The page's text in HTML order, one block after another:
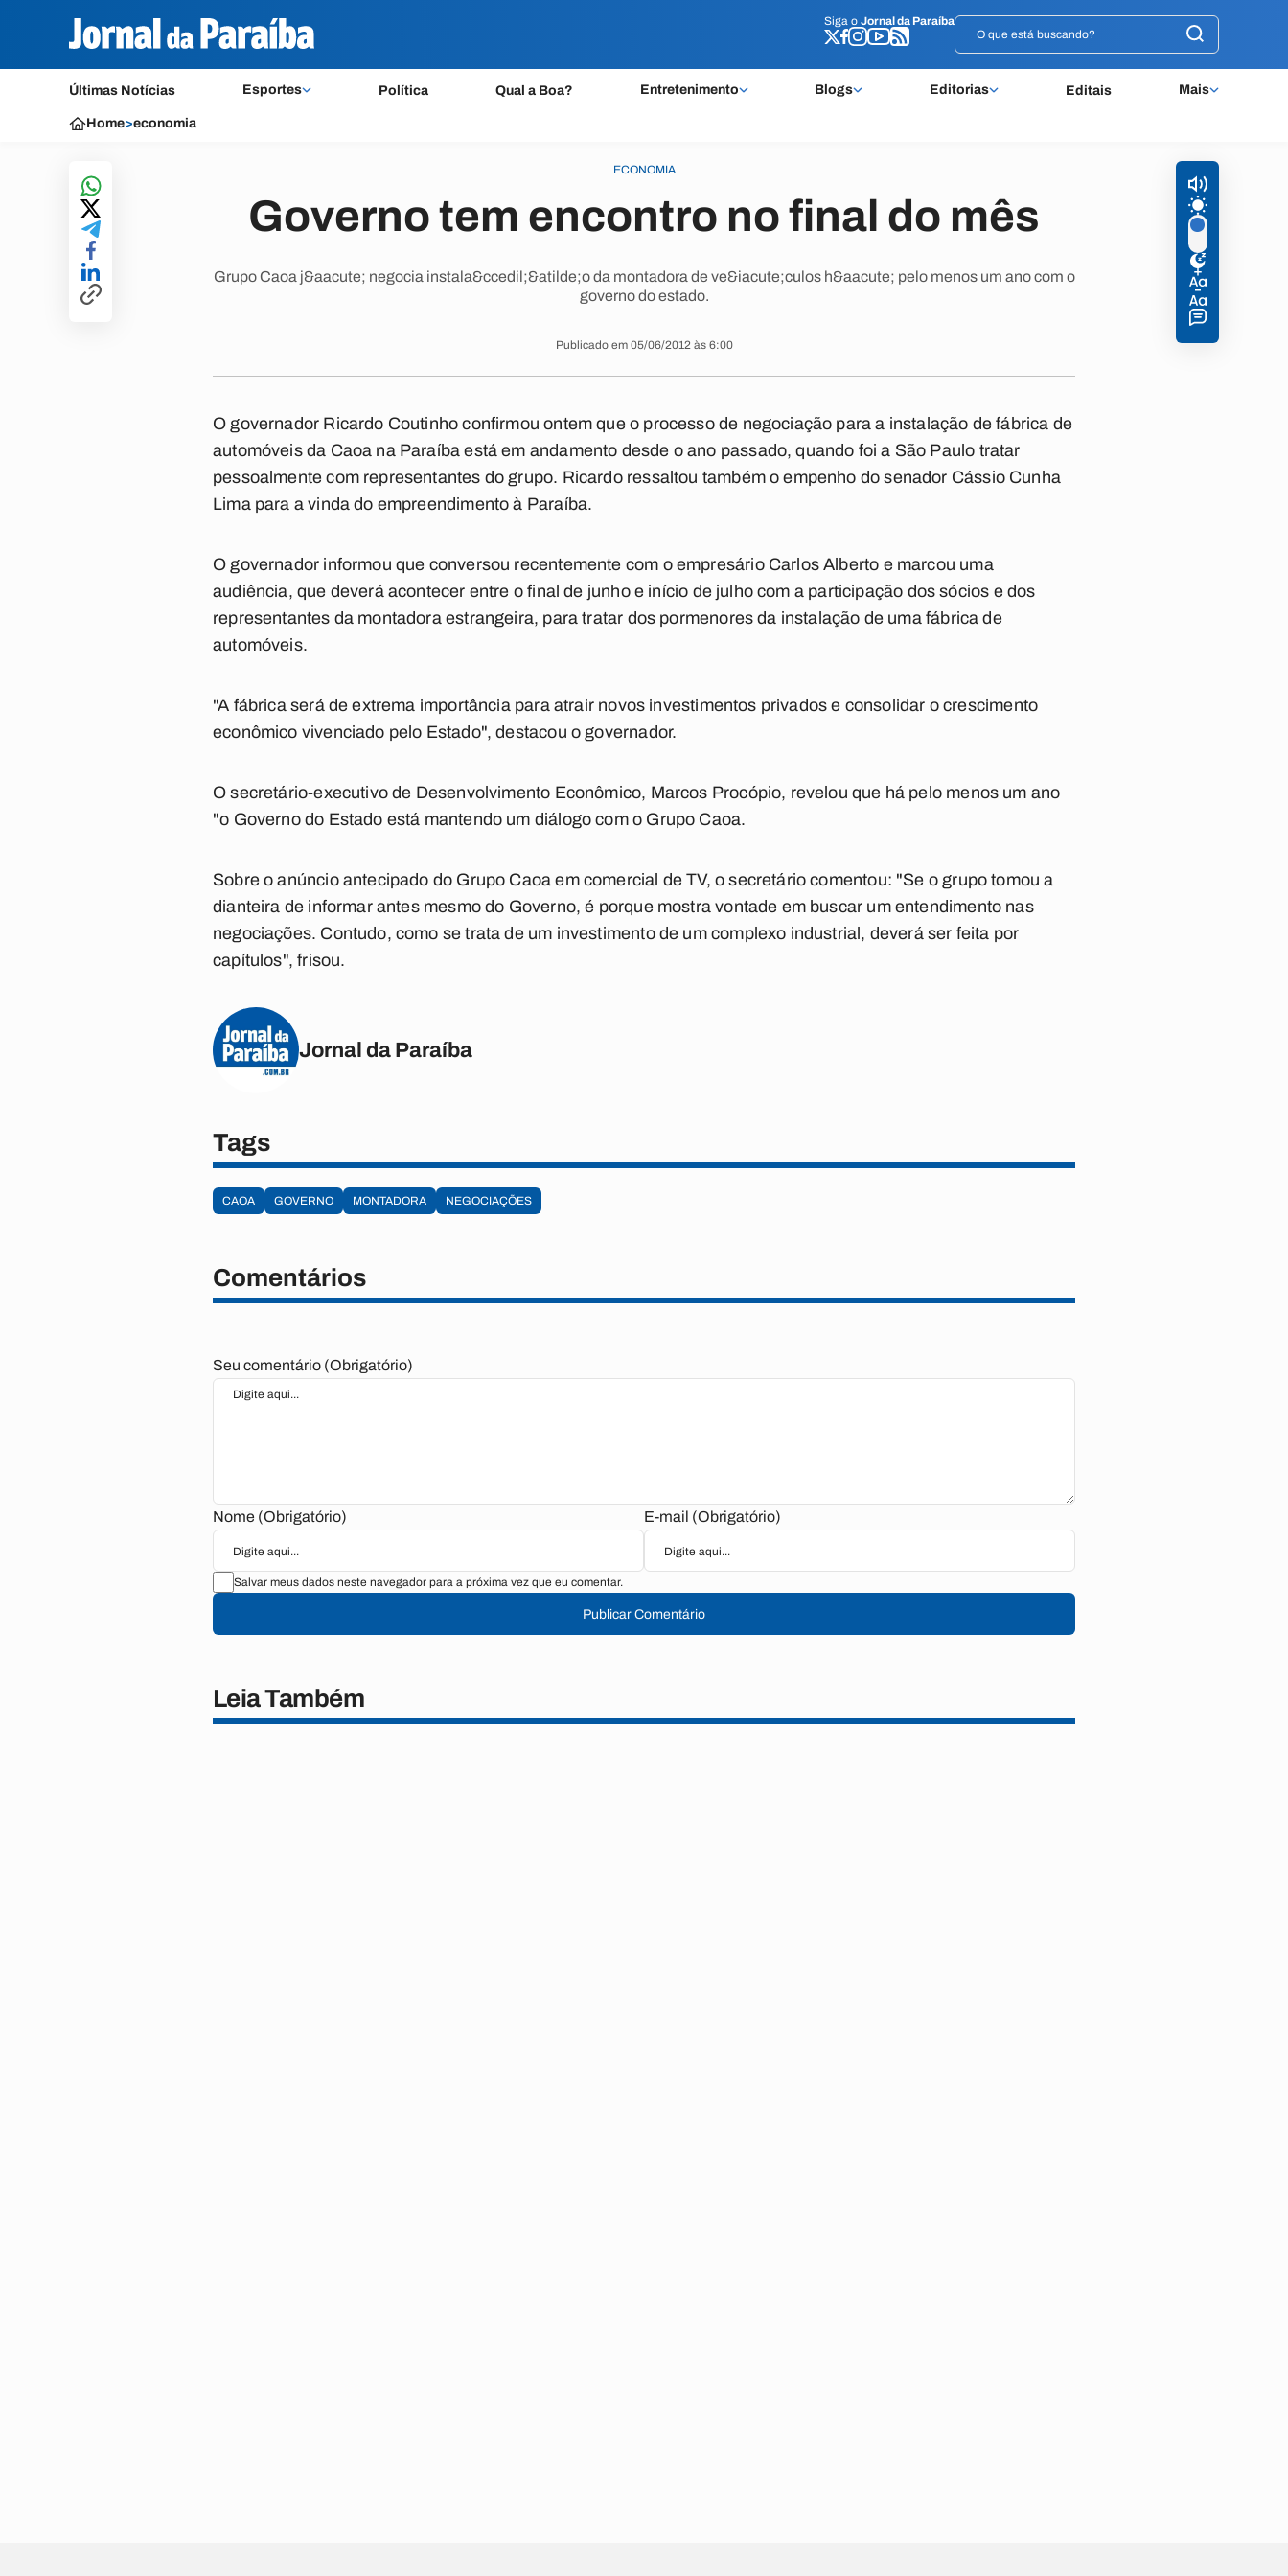
Siga o Jornal da Paraíba
Últimas Notícias Esportes Política Qual a Boa? Entretenimento Blogs Editorias Editais Mais
Siga o Jornal da Paraíba
Home>economia
ECONOMIA
Governo tem encontro no final do mês
Grupo Caoa j&aacute; negocia instala&ccedil;&atilde;o da montadora de ve&iacute;culos h&aacute; pelo menos um ano com o
governo do estado.
Publicado em 05/06/2012 às 6:00
O governador Ricardo Coutinho confirmou ontem que o processo de negociação para a instalação de fábrica de
automóveis da Caoa na Paraíba está em andamento desde o ano passado, quando foi a São Paulo tratar
pessoalmente com representantes do grupo. Ricardo ressaltou também o empenho do senador Cássio Cunha
Lima para a vinda do empreendimento à Paraíba.
O governador informou que conversou recentemente com o empresário Carlos Alberto e marcou uma
audiência, que deverá acontecer entre o final de junho e início de julho com a participação dos sócios e dos
representantes da montadora estrangeira, para tratar dos pormenores da instalação de uma fábrica de
automóveis.
"A fábrica será de extrema importância para atrair novos investimentos privados e consolidar o crescimento
econômico vivenciado pelo Estado", destacou o governador.
O secretário-executivo de Desenvolvimento Econômico, Marcos Procópio, revelou que há pelo menos um ano
"o Governo do Estado está mantendo um diálogo com o Grupo Caoa.
Sobre o anúncio antecipado do Grupo Caoa em comercial de TV, o secretário comentou: "Se o grupo tomou a
dianteira de informar antes mesmo do Governo, é porque mostra vontade em buscar um entendimento nas
negociações. Contudo, como se trata de um investimento de um complexo industrial, deverá ser feita por
capítulos", frisou.
Jornal da Paraíba
Tags
CAOA GOVERNO MONTADORA NEGOCIAÇÕES
Comentários
Seu comentário (Obrigatório)
Nome (Obrigatório) E-mail (Obrigatório)
Salvar meus dados neste navegador para a próxima vez que eu comentar.
Publicar Comentário
Leia Também